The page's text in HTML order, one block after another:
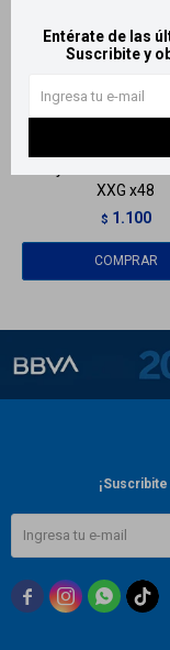
Entérate de las
Suscribite y
LlegaHOY
XXG x48
$ 1.100
  